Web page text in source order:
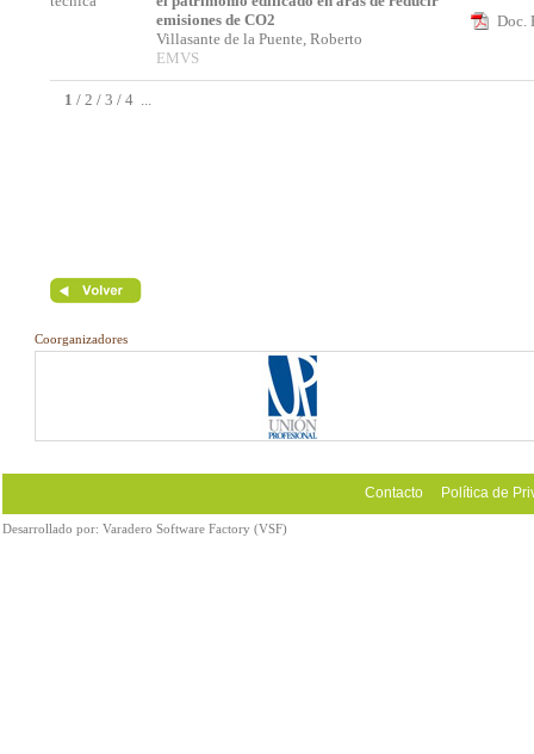
emisiones de CO2
Villasante de la Puente, Roberto
EMVS
Doc.
1 / 2 / 3 / 4 ...
Coorganizadores
Contacto Política de
Desarrollado por: Varadero Software Factory (VSF)